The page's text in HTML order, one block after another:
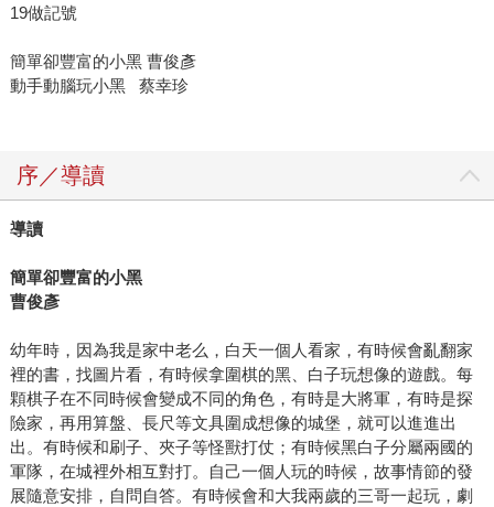
19做記號
簡單卻豐富的小黑 曹俊彥
動手動腦玩小黑 蔡幸珍
序／導讀
導讀
簡單卻豐富的小黑
曹俊彥
幼年時，因為我是家中老么，白天一個人看家，有時候會亂翻家
裡的書，找圖片看，有時候拿圍棋的黑、白子玩想像的遊戲。每
顆棋子在不同時候會變成不同的角色，有時是大將軍，有時是探
險家，再用算盤、長尺等文具圍成想像的城堡，就可以進進出
出。有時候和刷子、夾子等怪獸打仗；有時候黑白子分屬兩國的
軍隊，在城裡外相互對打。自己一個人玩的時候，故事情節的發
展隨意安排，自問自答。有時候會和大我兩歲的三哥一起玩，劇